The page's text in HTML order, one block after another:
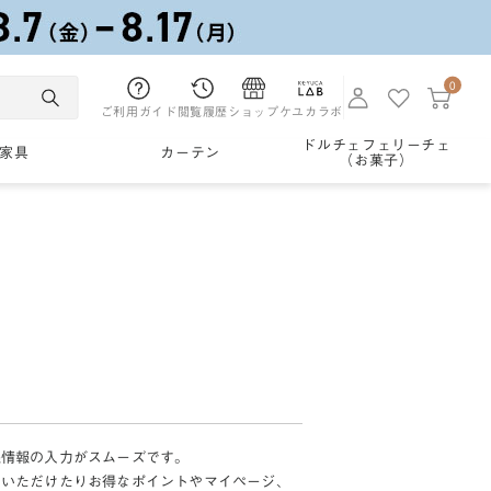
ご利用ガイド 閲覧履歴 ショップケユカラボ
0
家具 カーテン
ドルチェフェリーチェ
（お菓子）
報の入力がスムーズです。
ただけたりお得なポイントやマイページ、